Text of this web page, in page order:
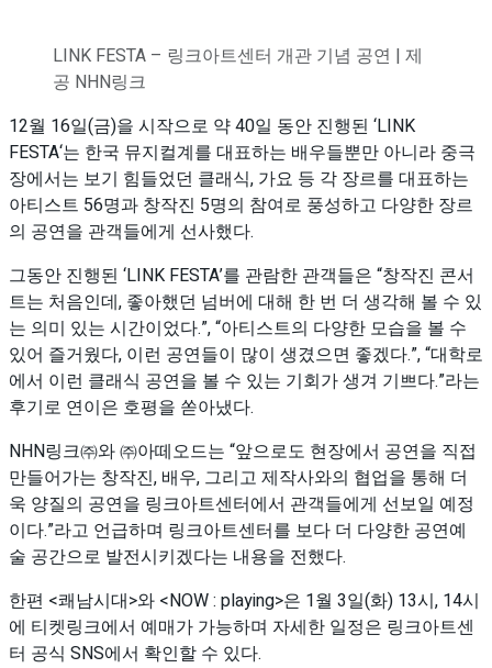
LINK FESTA – 링크아트센터 개관 기념 공연 | 제
공 NHN링크
12월 16일(금)을 시작으로 약 40일 동안 진행된 ‘LINK
FESTA‘는 한국 뮤지컬계를 대표하는 배우들뿐만 아니라 중극
장에서는 보기 힘들었던 클래식, 가요 등 각 장르를 대표하는
아티스트 56명과 창작진 5명의 참여로 풍성하고 다양한 장르
의 공연을 관객들에게 선사했다.
그동안 진행된 ‘LINK FESTA’를 관람한 관객들은 “창작진 콘서
트는 처음인데, 좋아했던 넘버에 대해 한 번 더 생각해 볼 수 있
는 의미 있는 시간이었다.”, “아티스트의 다양한 모습을 볼 수
있어 즐거웠다, 이런 공연들이 많이 생겼으면 좋겠다.”, “대학로
에서 이런 클래식 공연을 볼 수 있는 기회가 생겨 기쁘다.”라는
후기로 연이은 호평을 쏟아냈다.
NHN링크㈜와 ㈜아떼오드는 “앞으로도 현장에서 공연을 직접
만들어가는 창작진, 배우, 그리고 제작사와의 협업을 통해 더
욱 양질의 공연을 링크아트센터에서 관객들에게 선보일 예정
이다.”라고 언급하며 링크아트센터를 보다 더 다양한 공연예
술 공간으로 발전시키겠다는 내용을 전했다.
한편 <쾌남시대>와 <NOW : playing>은 1월 3일(화) 13시, 14시
에 티켓링크에서 예매가 가능하며 자세한 일정은 링크아트센
터 공식 SNS에서 확인할 수 있다.